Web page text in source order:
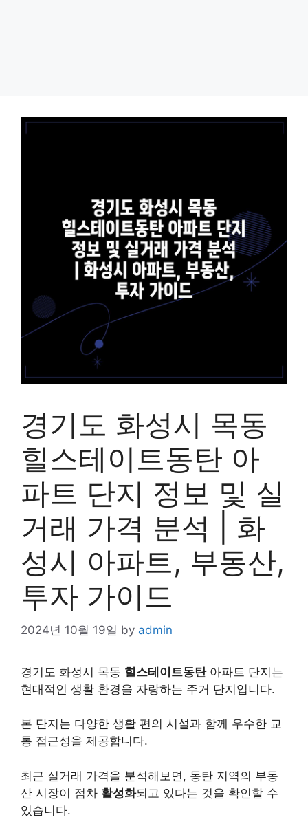
경기도 화성시 목동
힐스테이트동탄 아
파트 단지 정보 및 실
거래 가격 분석 | 화
성시 아파트, 부동산,
투자 가이드
2024년 10월 19일 by admin
경기도 화성시 목동 힐스테이트동탄아파트 단지는
현대적인 생활 환경을 자랑하는 주거 단지입니다.
본 단지는 다양한 생활 편의 시설과 함께 우수한 교
통 접근성을 제공합니다.
최근 실거래 가격을 분석해보면, 동탄 지역의 부동
산 시장이 점차 활성화되고 있다는 것을 확인할 수
있습니다.